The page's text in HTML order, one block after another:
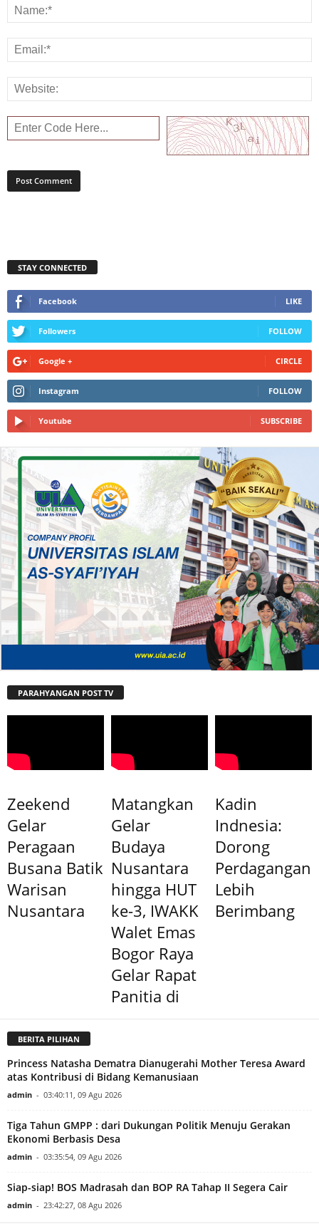
STAY CONNECTED
Facebook LIKE
Followers FOLLOW
Google + CIRCLE
Instagram FOLLOW
Youtube SUBSCRIBE
PARAHYANGAN POST TV
Zeekend
Gelar
Peragaan
Busana Batik
Warisan
Nusantara
Matangkan
Gelar
Budaya
Nusantara
hingga HUT
ke-3, IWAKK
Walet Emas
Bogor Raya
Gelar Rapat
Panitia di
Kadin
Indnesia:
Dorong
Perdagangan
Lebih
Berimbang
BERITA PILIHAN
Princess Natasha Dematra Dianugerahi Mother Teresa Award
atas Kontribusi di Bidang Kemanusiaan
admin - 03:40:11, 09 Agu 2026
Tiga Tahun GMPP : dari Dukungan Politik Menuju Gerakan
Ekonomi Berbasis Desa
admin - 03:35:54, 09 Agu 2026
Siap-siap! BOS Madrasah dan BOP RA Tahap II Segera Cair
admin - 23:42:27, 08 Agu 2026